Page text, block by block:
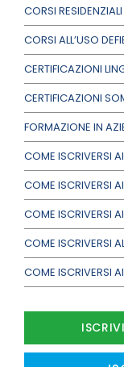
CORSI RESIDENZIALI
CORSI ALL’USO
CERTIFICAZIONI
CERTIFICAZIONI
FORMAZIONE IN
COME ISCRIVERSI
COME ISCRIVERSI
COME ISCRIVERSI
COME ISCRIVERSI
COME ISCRIVERSI